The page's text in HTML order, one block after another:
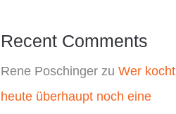
Recent Comments
Rene Poschinger zu Wer kocht
heute überhaupt noch eine